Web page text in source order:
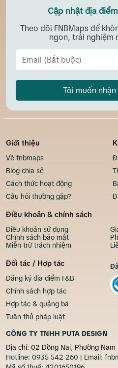
Cập nhật địa
Theo dõi FNBMaps để
ngon, trải nghiệm
Tôi muốn
Giới thiệu
Về fnbmaps
Blog chia sẻ
Cách thức hoạt động
Câu hỏi thường gặp?
Điều khoản & chính sách
Điều khoản sử dụng
Chính sách bảo mật
Miễn trừ trách nhiệm
Đối tác / Hợp tác
Đăng ký địa điểm F&B
Chính sách hợp tác
Hợp tác & quảng bá
Tuân thủ pháp luật
CÔNG TY TNHH PUTA DESIGN
Địa chỉ: 02 Đồng Nai, Phường Nam
Hotline: 0935 542 260 | Email: